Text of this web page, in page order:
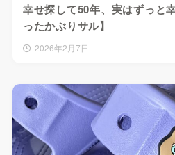
幸せ探して50年、実はずっと
ったかぶりサル】
2026年2月7日